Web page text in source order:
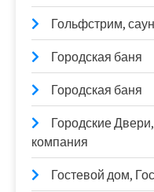
Гольфстрим,
Городская баня
Городская баня
Городские
компания
Гостевой дом,